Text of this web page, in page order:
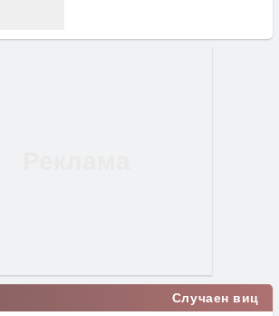
Случаен виц